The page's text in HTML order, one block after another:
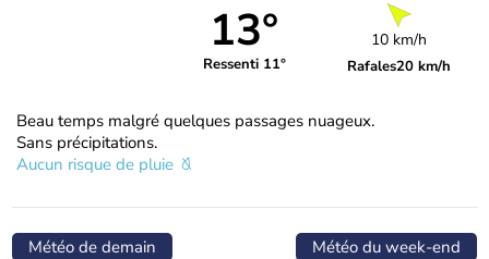
13°
Ressenti 11°
10 km/h
Rafales20 km/h
Beau temps malgré quelques passages nuageux.
Sans précipitations.
Aucun risque de pluie
Météo de demain Météo du week-end